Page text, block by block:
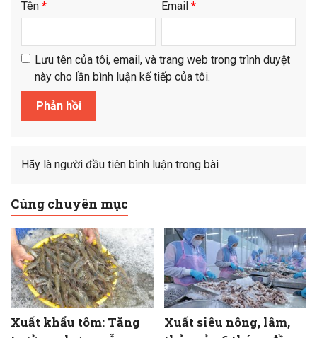
Tên * Email *
Lưu tên của tôi, email, và trang web trong trình duyệt
này cho lần bình luận kế tiếp của tôi.
Hãy là người đầu tiên bình luận trong bài
Cùng chuyên mục
Xuất khẩu tôm: Tăng
Xuất siêu nông, lâm,